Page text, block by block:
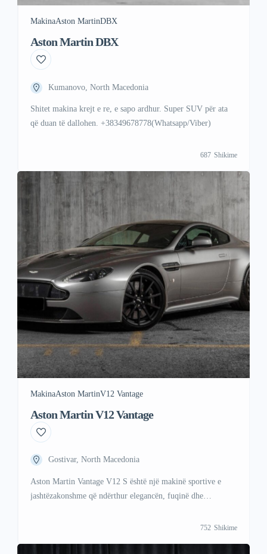
MakinaAston MartinDBX
Aston Martin DBX
Kumanovo, North Macedonia
Shitet makina krejt e re, e sapo ardhur. Super SUV për ata
që duan të dallohen. +38349678778(Whatsapp/Viber)
687 Shikime
MakinaAston MartinV12 Vantage
Aston Martin V12 Vantage
Gostivar, North Macedonia
Aston Martin Vantage V12 S është një makinë sportive e
jashtëzakonshme që ndërthur elegancën, fuqinë dhe
752 Shikime